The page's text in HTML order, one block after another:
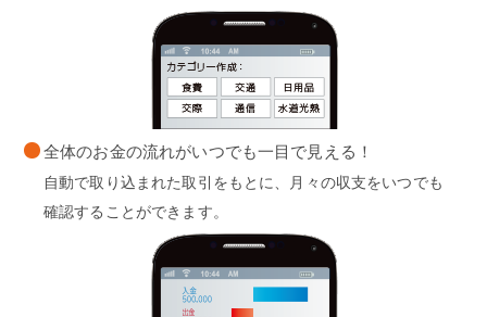
全体のお金の流れがいつでも一目で見える！
自動で取り込まれた取引をもとに、月々の収支をいつでも
確認することができます。